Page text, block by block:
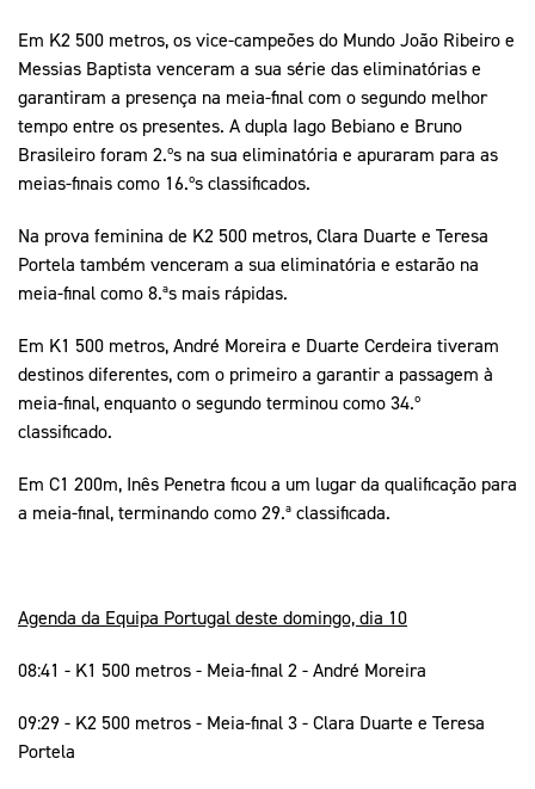
Em K2 500 metros, os vice-campeões do Mundo João Ribeiro e
Messias Baptista venceram a sua série das eliminatórias e
garantiram a presença na meia-final com o segundo melhor
tempo entre os presentes. A dupla Iago Bebiano e Bruno
Brasileiro foram 2.ºs na sua eliminatória e apuraram para as
meias-finais como 16.ºs classificados.
Na prova feminina de K2 500 metros, Clara Duarte e Teresa
Portela também venceram a sua eliminatória e estarão na
meia-final como 8.ªs mais rápidas.
Em K1 500 metros, André Moreira e Duarte Cerdeira tiveram
destinos diferentes, com o primeiro a garantir a passagem à
meia-final, enquanto o segundo terminou como 34.º
classificado.
Em C1 200m, Inês Penetra ficou a um lugar da qualificação para
a meia-final, terminando como 29.ª classificada.
Agenda da Equipa Portugal deste domingo, dia 10
08:41 - K1 500 metros - Meia-final 2 - André Moreira
09:29 - K2 500 metros - Meia-final 3 - Clara Duarte e Teresa
Portela